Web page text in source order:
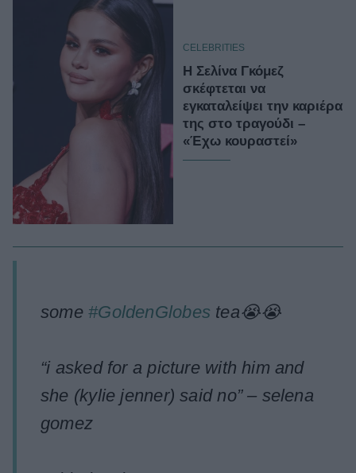
CELEBRITIES
Η Σελίνα Γκόμεζ
σκέφτεται να
εγκαταλείψει την καριέρα
της στο τραγούδι –
«Έχω κουραστεί»
some#GoldenGlobes tea😭😭
“i asked for a picture with him and
she (kylie jenner) said no” – selena
gomez